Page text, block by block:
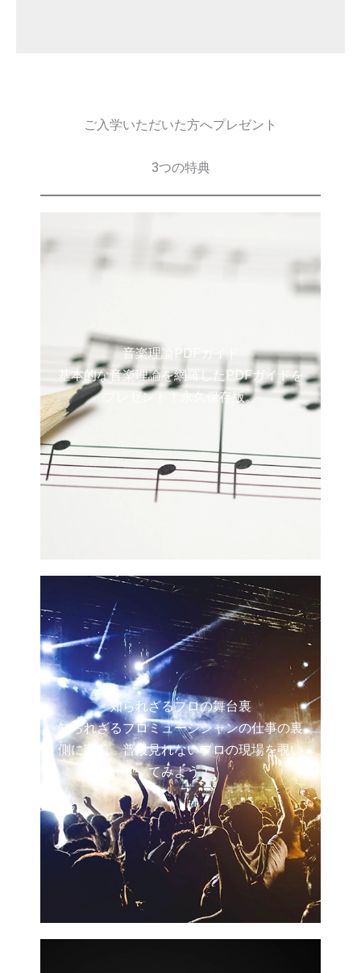
ご入学いただいた方へプレゼント
3つの特典
音楽理論PDFガイド
基本的な音楽理論を網羅したPDFガイドを
プレゼント！永久保存版。
知られざるプロの舞台裏
知られざるプロミュージシャンの仕事の裏
側に密着。普段見れないプロの現場を覗い
てみよう！